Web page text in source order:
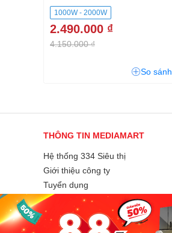
1000W - 2000W
2.490.000 ₫
4.150.000 ₫
So sánh
THÔNG TIN MEDIAMART
Hệ thống 334 Siêu thị
Giới thiệu công ty
Tuyển dụng
Liên hệ và góp ý
Phương thức thanh toán